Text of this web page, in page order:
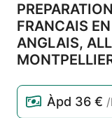
FRANCAIS
ANGLAIS,
Àpd 36 €